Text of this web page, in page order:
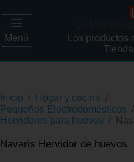
Menú
Los
Inicio / Hogar y cocina /
Pequeños Electrodomésticos /
Hervidores para huevos /
Navaris Hervidor de huevos